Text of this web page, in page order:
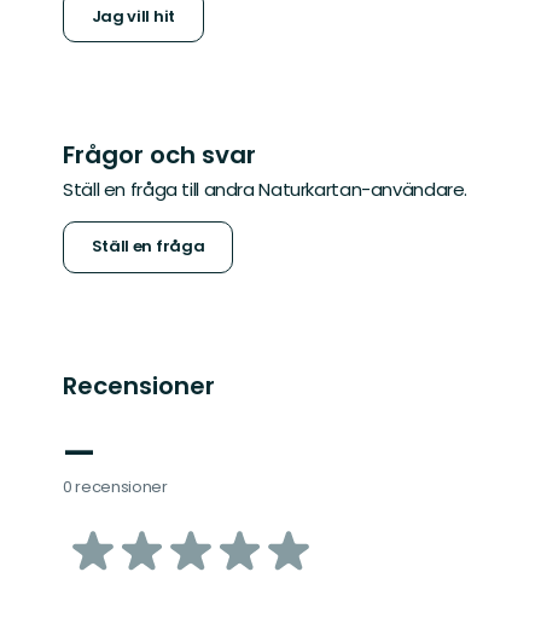
Jag vill hit
Frågor och svar
Ställ en fråga till andra Naturkartan-användare.
Ställ en fråga
Recensioner
—
0 recensioner
av